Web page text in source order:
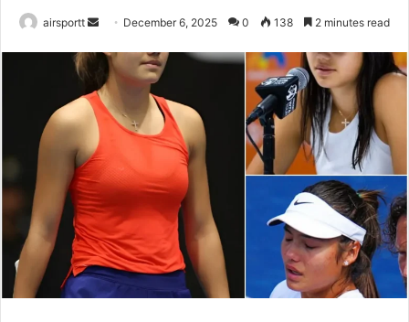
airsportt
d
a
n
l
December 6, 2025 0 138 2 minutes read